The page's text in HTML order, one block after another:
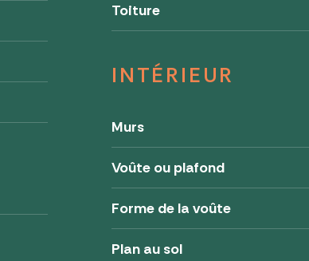
Toiture
INTÉRIEUR
Murs
Voûte ou plafond
Forme de la voûte
Plan au sol